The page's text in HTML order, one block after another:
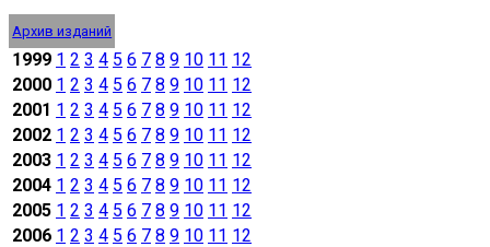
Архив изданий
1999 1 2 3 4 5 6 7 8 9 10 11 12
2000 1 2 3 4 5 6 7 8 9 10 11 12
2001 1 2 3 4 5 6 7 8 9 10 11 12
2002 1 2 3 4 5 6 7 8 9 10 11 12
2003 1 2 3 4 5 6 7 8 9 10 11 12
2004 1 2 3 4 5 6 7 8 9 10 11 12
2005 1 2 3 4 5 6 7 8 9 10 11 12
2006 1 2 3 4 5 6 7 8 9 10 11 12